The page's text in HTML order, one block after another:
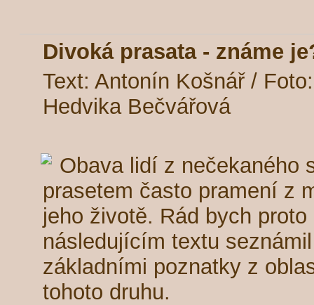
Divoká prasata - známe
Text: Antonín Košnář /
Hedvika Bečvářová
Obava lidí z nečekaného
prasetem často pramení z
jeho životě. Rád bych
následujícím textu
základními poznatky z
tohoto druhu.